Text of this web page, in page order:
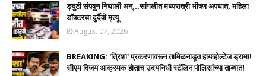
ड्युटी संपवून निघाली अन्...सांगलीत मध्यरात्री भीषण अपघात, महिला
डॉक्टरचा दुर्दैवी मृत्यू
August 07, 2026
BREAKING: 'त्रिशा' प्रकरणावरून तामिळनाडूत हायव्होल्टेज ड्रामा!
सीएम विजय आक्रमक होताच उदयनिधी स्टॅलिन पोलिसांच्या ताब्यात!